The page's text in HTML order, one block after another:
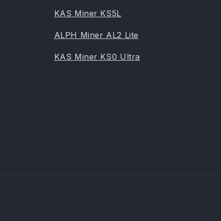
KAS Miner KS5L
ALPH Miner AL2 Lite
KAS Miner KS0 Ultra